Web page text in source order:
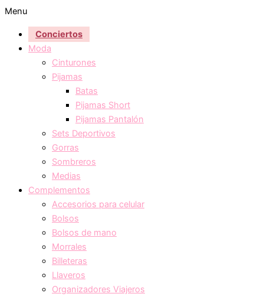
Menu
Conciertos
Moda
Cinturones
Pijamas
Batas
Pijamas Short
Pijamas Pantalón
Sets Deportivos
Gorras
Sombreros
Medias
Complementos
Accesorios para celular
Bolsos
Bolsos de mano
Morrales
Billeteras
Llaveros
Organizadores Viajeros